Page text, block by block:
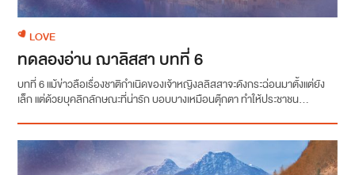
LOVE
ทดลองอ่าน ฌาลิสสา บทที่ 6
บทที่ 6 แม้ข่าวลือเรื่องชาติกำเนิดของเจ้าหญิงลลิสสาจะดังกระฉ่อนมาตั้งแต่ยัง
เล็ก แต่ด้วยบุคลิกลักษณะที่น่ารัก บอบบางเหมือนตุ๊กตา ทำให้ประชาชน...